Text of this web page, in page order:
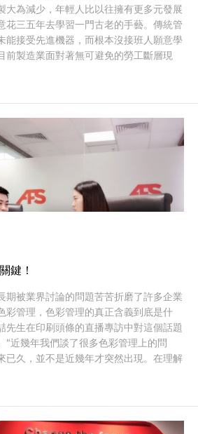
大為減少，年輕人比以往擁有更多元發展
花三五年去學習一門古老的手藝。傳統管
能接受先進機器，而根本沒接班人願意學
前製造業面對著無可避免的勞工斷層現
鍵！
期被業界討論的問題苦苦折磨了許多企業
彩管理，色彩管理的真正含義到底是什
先生在印刷頭條的直播專訪中對這個話題
"近幾年我們談了很多色彩管理上的問
已久，並不是近幾年才突然出現。在理解